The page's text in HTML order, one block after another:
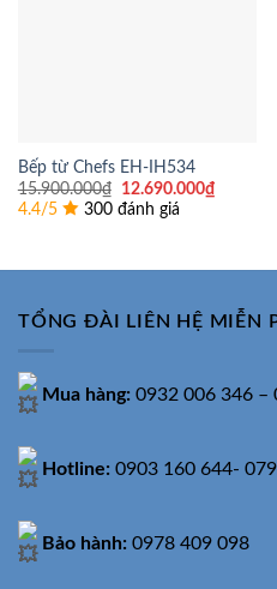
Bếp từ Chefs EH-IH534
15.900.000₫
Giá
gốc
là:
12.690.000₫Giá
4.4/5 300 đánh giá
TỔNG ĐÀI LIÊN HỆ MIỄN
Mua hàng: 0932 006 346 –
Hotline: 0903 160 644-
Bảo hành: 0978 409 098